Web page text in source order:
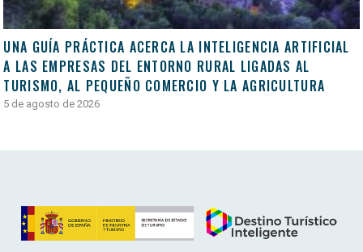
UNA GUÍA PRÁCTICA ACERCA LA INTELIGENCIA ARTIFICIAL
A LAS EMPRESAS DEL ENTORNO RURAL LIGADAS AL
TURISMO, AL PEQUEÑO COMERCIO Y LA AGRICULTURA
5 de agosto de 2026